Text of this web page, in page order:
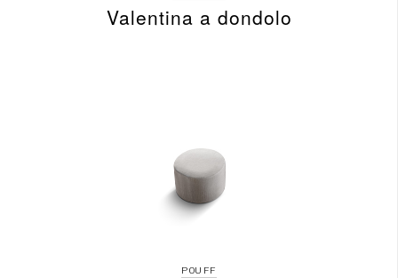
Valentina a dondolo
POUFF